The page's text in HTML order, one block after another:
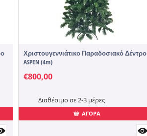
Χριστουγεννιάτικο Παραδοσιακό Δέντρο
ASPEN (4m)
€800,00
Διαθέσιμο σε 2-3 μέρες
ΑΓΟΡΑ